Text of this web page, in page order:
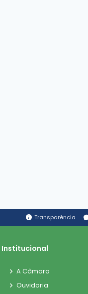
Transparência
Institucional
A Câmara
Ouvidoria